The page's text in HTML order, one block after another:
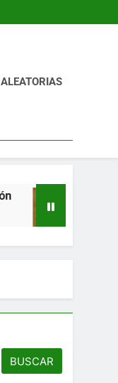
ALEATORIAS
22 Horas Ago
BUSCAR